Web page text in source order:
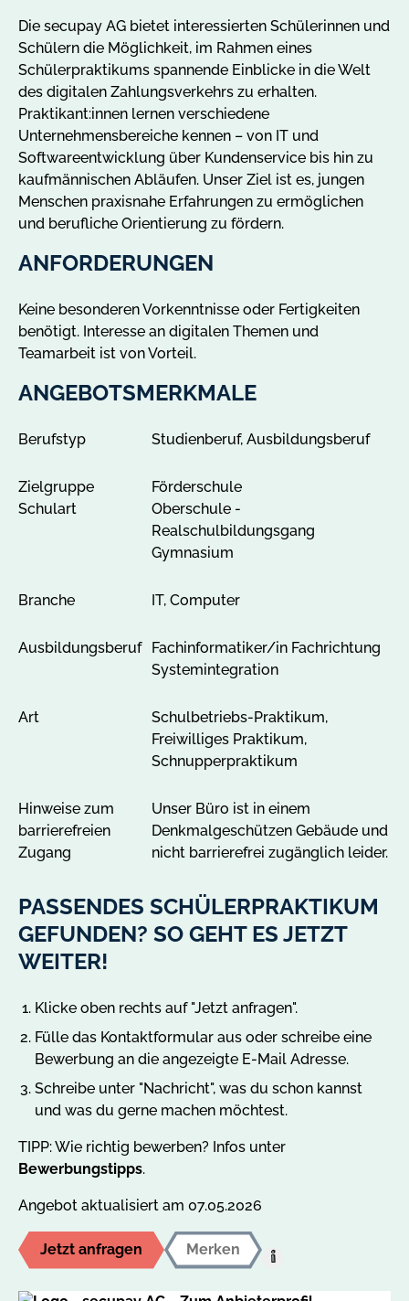
e
b
o
t
e
i
n
P
u
l
t
z
n
Die secupay AG bietet interessierten Schülerinnen und
Schülern die Möglichkeit, im Rahmen eines
Schülerpraktikums spannende Einblicke in die Welt
des digitalen Zahlungsverkehrs zu erhalten.
Praktikant:innen lernen verschiedene
Unternehmensbereiche kennen – von IT und
Softwareentwicklung über Kundenservice bis hin zu
kaufmännischen Abläufen. Unser Ziel ist es, jungen
Menschen praxisnahe Erfahrungen zu ermöglichen
und berufliche Orientierung zu fördern.
ANFORDERUNGEN
Keine besonderen Vorkenntnisse oder Fertigkeiten
benötigt. Interesse an digitalen Themen und
Teamarbeit ist von Vorteil.
ANGEBOTSMERKMALE
Berufstyp Studienberuf, Ausbildungsberuf
Zielgruppe
Schulart
Förderschule
Oberschule -
Realschulbildungsgang
Gymnasium
Branche IT, Computer
Ausbildungsberuf
Fachinformatiker/in Fachrichtung
Systemintegration
Art
Schulbetriebs-Praktikum,
Freiwilliges Praktikum,
Schnupperpraktikum
Hinweise zum
barrierefreien
Zugang
Unser Büro ist in einem
Denkmalgeschützen Gebäude und
nicht barrierefrei zugänglich leider.
PASSENDES SCHÜLERPRAKTIKUM
GEFUNDEN? SO GEHT ES JETZT
WEITER!
Klicke oben rechts auf "Jetzt anfragen".
Fülle das Kontaktformular aus oder schreibe eine
Bewerbung an die angezeigte E-Mail Adresse.
Schreibe unter "Nachricht", was du schon kannst
und was du gerne machen möchtest.
TIPP: Wie richtig bewerben? Infos unter
Bewerbungstipps.
Angebot aktualisiert am 07.05.2026
Jetzt anfragen
Merken